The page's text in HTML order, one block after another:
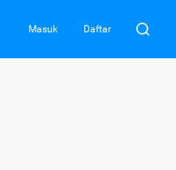
Masuk Daftar